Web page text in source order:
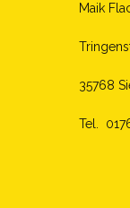
Maik
35768
Tel.